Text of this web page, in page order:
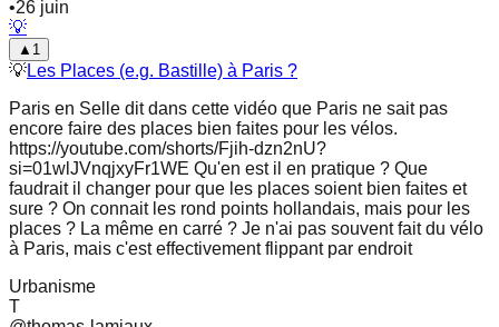
•26 juin
💡
▲ 1
💡Les Places (e.g. Bastille) à Paris ?
Paris en Selle dit dans cette vidéo que Paris ne sait pas
encore faire des places bien faites pour les vélos.
https://youtube.com/shorts/Fjih-dzn2nU?
si=01wlJVnqjxyFr1WE Qu'en est il en pratique ? Que
faudrait il changer pour que les places soient bien faites et
sure ? On connait les rond points hollandais, mais pour les
places ? La même en carré ? Je n'ai pas souvent fait du vélo
à Paris, mais c'est effectivement flippant par endroit
Urbanisme
T